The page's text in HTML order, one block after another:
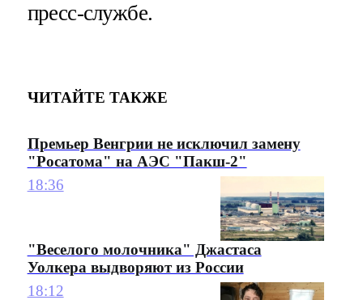
пресс-службе.
ЧИТАЙТЕ ТАКЖЕ
Премьер Венгрии не исключил замену
"Росатома" на АЭС "Пакш-2"
18:36
"Веселого молочника" Джастаса
Уолкера выдворяют из России
18:12